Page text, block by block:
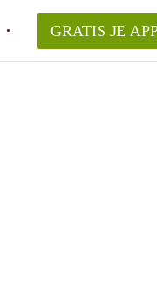
?
voor het aangeboden
GRATIS JE